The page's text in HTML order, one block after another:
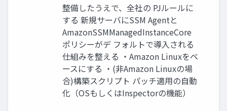
整備したうえで、全社の PJルールに
する 新規サーバにSSM Agentと
AmazonSSMManagedInstanceCore
ポリシーがデ フォルトで導入される
仕組みを整える ・Amazon Linuxをベ
ースにする ・(非Amazon Linuxの場
合)構築スクリプト パッチ適用の自動
化（OSもしくはInspectorの機能）